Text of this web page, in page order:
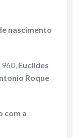
nascimento
Euclides
Roque
com a